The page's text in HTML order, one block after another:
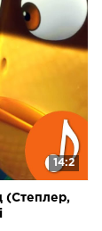
14:2
(Степлер,